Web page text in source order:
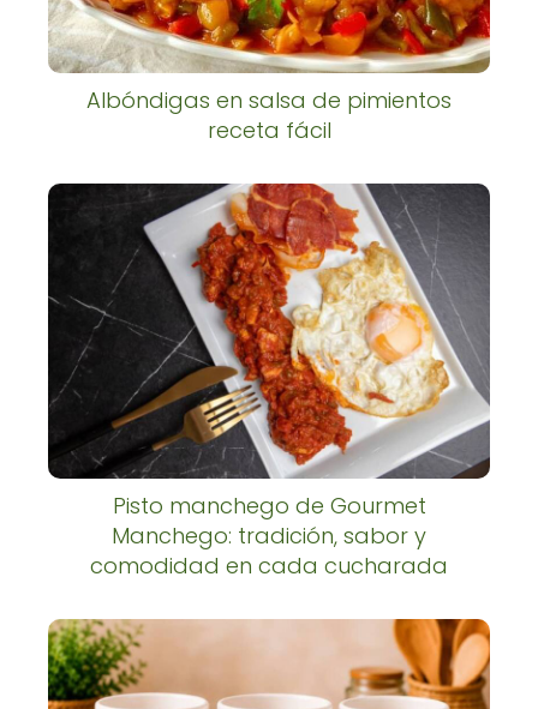
Albóndigas en salsa de pimientos
receta fácil
Pisto manchego de Gourmet
Manchego: tradición, sabor y
comodidad en cada cucharada